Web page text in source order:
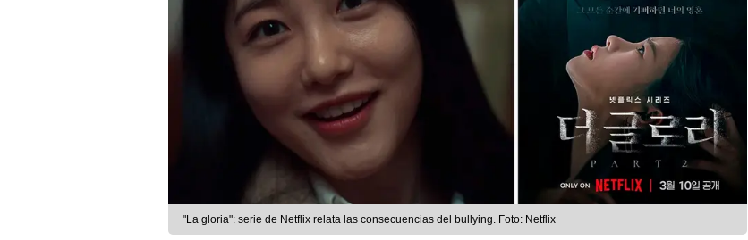
"La gloria": serie de Netflix relata las consecuencias del bullying. Foto: Netflix